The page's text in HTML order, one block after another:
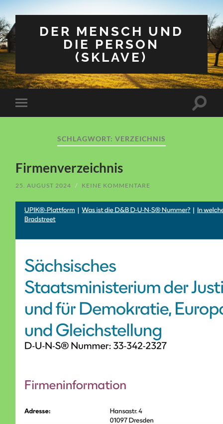
DER MENSCH UND
DIE PERSON
(SKLAVE)
Mobile-
Menü
SCHLAGWORT: VERZEICHNIS
Firmenverzeichnis
25. AUGUST 2024 / KEINE KOMMENTARE